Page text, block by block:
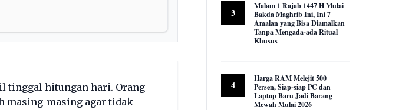
tinggal hitungan hari. Orang
masing-masing agar tidak
3
Malam 1 Rajab 1447 H Mulai
Bakda Maghrib Ini, Ini 7
Amalan yang Bisa Diamalkan
Tanpa Mengada-ada Ritual
Khusus
4
Harga RAM Melejit 500
Persen, Siap-siap PC dan
Laptop Baru Jadi Barang
Mewah Mulai 2026